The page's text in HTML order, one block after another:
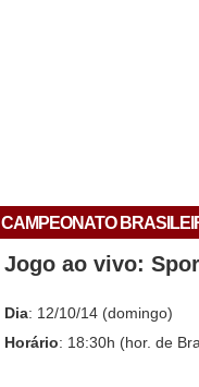
CAMPEONATO
Jogo ao vivo:
Dia: 12/10/14 (domingo)
Horário: 18:30h (hor. de